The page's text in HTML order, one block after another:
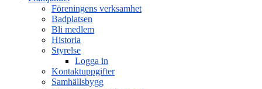
Föreningens verksamhet
Badplatsen
Bli medlem
Historia
Styrelse
Logga in
Kontaktuppgifter
Samhällsbygg